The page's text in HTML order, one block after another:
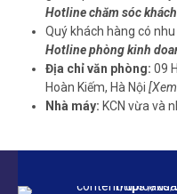
Hotline chăm sóc
Quý khách hàng có
Hotline phòng kinh
Địa chỉ văn phòng: 09
Hoàn Kiếm, Hà Nội [
Nhà máy: KCN vừa và